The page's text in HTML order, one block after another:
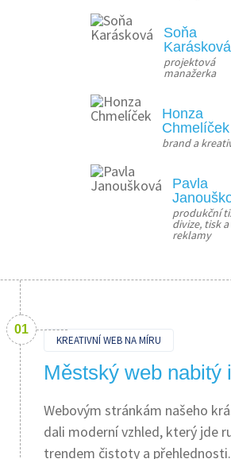
Soňa
Karásková
projektová
manažerka
Honza
Chmelíček
brand a
Pavla
produkční
divize, tisk
reklamy
KREATIVNÍ WEB NA MÍRU
Městský web nabitý
Webovým stránkám našeho
dali moderní vzhled, který jde
trendem čistoty a